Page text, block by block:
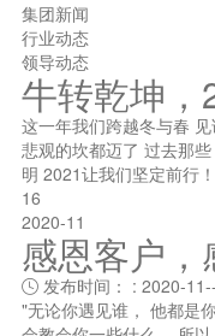
集团新闻
行业动态
领导动态
牛转乾坤
这一年我们跨越冬与春
悲观的坎都迈了 过去那
明 2021让我们坚定前行！
16
2020-11
感恩客户
发布时间： : 2020-
"无论你遇见谁， 他都是